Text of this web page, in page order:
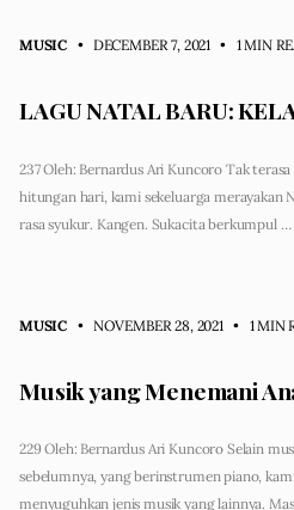
MUSIC • DECEMBER 7, 2021 • 1 MIN
LAGU NATAL BARU:
237 Oleh: Bernardus Ari Kuncoro Tak
hitungan hari, kami sekeluarga merayakan
rasa syukur. Kangen. Sukacita berkumpul …
MUSIC • NOVEMBER 28, 2021 • 1 MIN
Musik yang Menemani
229 Oleh: Bernardus Ari Kuncoro Selain
sebelumnya, yang berinstrumen piano,
menyuguhkan jenis musik yang lainnya.